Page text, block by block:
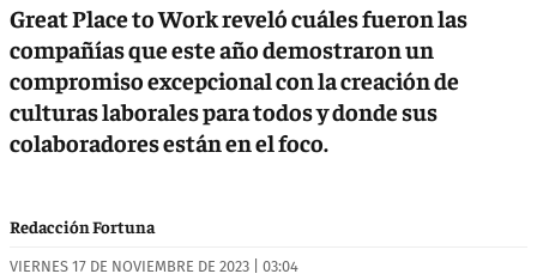
Great Place to Work reveló cuáles fueron las
compañías que este año demostraron un
compromiso excepcional con la creación de
culturas laborales para todos y donde sus
colaboradores están en el foco.
Redacción Fortuna
VIERNES 17 DE NOVIEMBRE DE 2023 | 03:04